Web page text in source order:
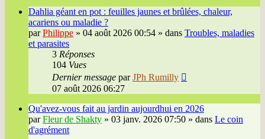
Dahlia géant en pot : feuilles jaunes et brûlées, chaleur,
acariens ou maladie ?
parPhilippe » 04 août 2026 00:54 » dans Troubles, maladies
et parasites
3 Réponses
104 Vues
Dernier message parJPh Rumilly
07 août 2026 06:27
Qu'avez-vous fait au jardin aujourdhui en 2026
parFleur de Shakty » 03 janv. 2026 07:50 » dans Le coin
d'agrément